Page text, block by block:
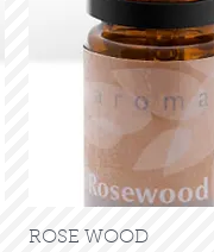
クイックビュー
ROSE WOOD